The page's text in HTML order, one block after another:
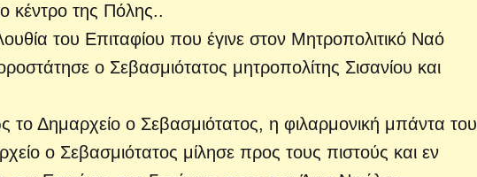
κέντρο της Πόλης..
του Επιταφίου που έγινε στον Μητροπολιτικό Ναό
ο Σεβασμιότατος μητροπολίτης Σισανίου και
Δημαρχείο ο Σεβασμιότατος, η φιλαρμονική μπάντα του
ο Σεβασμιότατος μίλησε προς τους πιστούς και εν